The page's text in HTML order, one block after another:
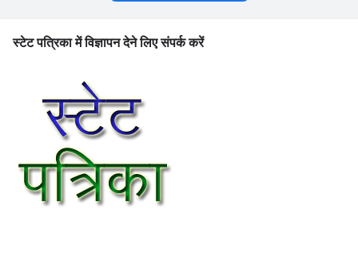
स्टेट पत्रिका में विज्ञापन देने लिए संपर्क करें